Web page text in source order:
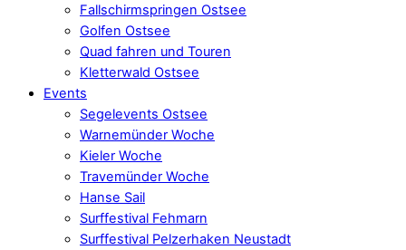
Fallschirmspringen Ostsee
Golfen Ostsee
Quad fahren und Touren
Kletterwald Ostsee
Events
Segelevents Ostsee
Warnemünder Woche
Kieler Woche
Travemünder Woche
Hanse Sail
Surffestival Fehmarn
Surffestival Pelzerhaken Neustadt